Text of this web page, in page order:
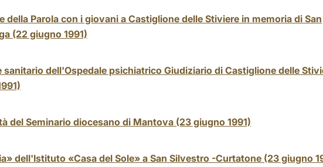
della Parola con i giovani a Castiglione delle Stiviere in memoria di San
(22 giugno 1991)
sanitario dell'Ospedale psichiatrico Giudiziario di Castiglione delle
del Seminario diocesano di Mantova (23 giugno 1991)
dell'Istituto «Casa del Sole» a San Silvestro -Curtatone (23 giugno